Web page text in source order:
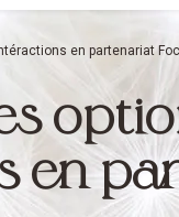
en partenariat
en